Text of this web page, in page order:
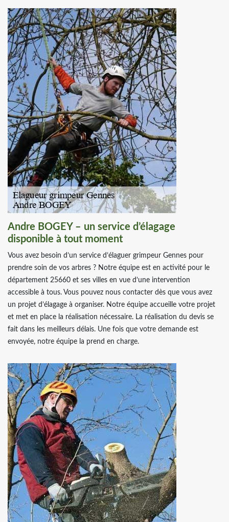
Andre BOGEY – un service d’élagage
disponible à tout moment
Vous avez besoin d’un service d’élaguer grimpeur Gennes pour
prendre soin de vos arbres ? Notre équipe est en activité pour le
département 25660 et ses villes en vue d’une intervention
accessible à tous. Vous pouvez nous contacter dès que vous avez
un projet d’élagage à organiser. Notre équipe accueille votre projet
et met en place la réalisation nécessaire. La réalisation du devis se
fait dans les meilleurs délais. Une fois que votre demande est
envoyée, notre équipe la prend en charge.